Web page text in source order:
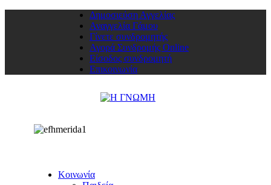
Δημοσιεύση Αγγελίας
Αναγγελία Γάμου
Γίνετε συνδρομητής
Αγορά Συνδρομής Online
Είσοδος συνδρομητή
Επικοινωνία
Κοινωνία